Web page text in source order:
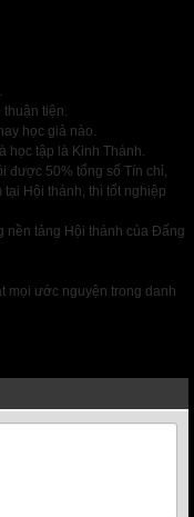
tiện.
học giả nào.
học tập là Kinh Thánh.
được 50% tổng số Tín chỉ,
Hội thánh, thì tốt nghiệp
nền tảng Hội thánh của Đấng
mọi ước nguyện trong danh